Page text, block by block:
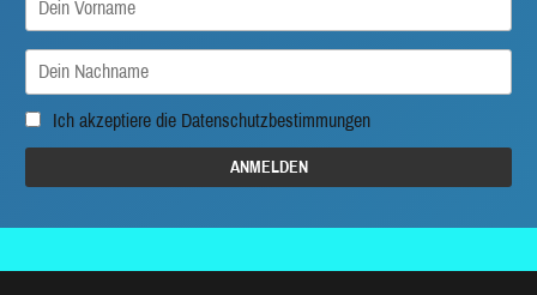
Ich akzeptiere die Datenschutzbestimmungen